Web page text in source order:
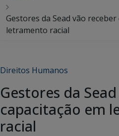
Gestores da Sead vão receber
letramento racial
Direitos Humanos
Gestores da
capacitação em
racial